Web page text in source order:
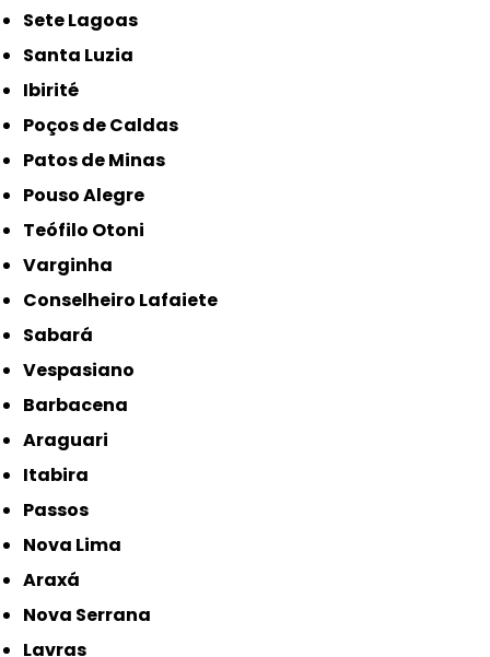
Sete Lagoas
Santa Luzia
Ibirité
Poços de Caldas
Patos de Minas
Pouso Alegre
Teófilo Otoni
Varginha
Conselheiro Lafaiete
Sabará
Vespasiano
Barbacena
Araguari
Itabira
Passos
Nova Lima
Araxá
Nova Serrana
Lavras